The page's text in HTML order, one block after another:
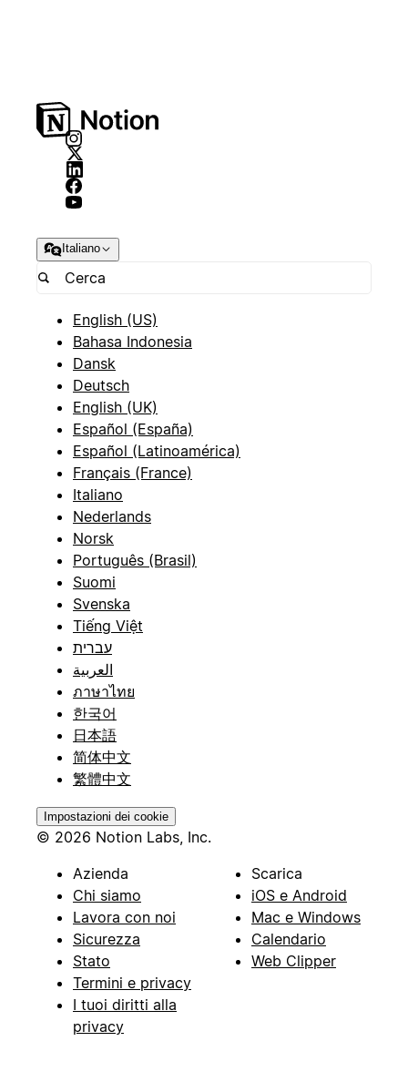
Italiano
English (US)
Bahasa Indonesia
Dansk
Deutsch
English (UK)
Español (España)
Español (Latinoamérica)
Français (France)
Italiano
Nederlands
Norsk
Português (Brasil)
Suomi
Svenska
Tiếng Việt
עברית
العربية
ภาษาไทย
한국어
日本語
简体中文
繁體中文
Impostazioni dei cookie
© 2026 Notion Labs, Inc.
Azienda
Chi siamo
Lavora con noi
Sicurezza
Stato
Termini e privacy
I tuoi diritti alla
privacy
Scarica
iOS e Android
Mac e Windows
Calendario
Web Clipper